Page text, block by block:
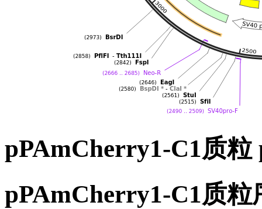
pPAmCherry1-C1质
pPAmCherry1-C1质